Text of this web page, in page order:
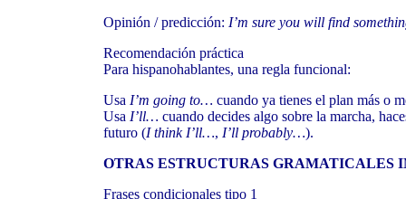
Opinión / predicción: I’m sure you will find
Recomendación práctica
Para hispanohablantes, una regla funcional:
Usa I’m going to… cuando ya tienes el plan más o
Usa I’ll… cuando decides algo sobre la marcha,
futuro (I think I’ll…, I’ll probably…).
OTRAS ESTRUCTURAS GRAMATICALES
Frases condicionales tipo 1